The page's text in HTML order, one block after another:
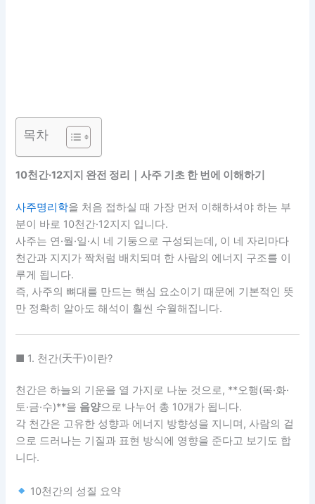
목차
10천간·12지지 완전 정리｜사주 기초 한 번에 이해하기
사주명리학을 처음 접하실 때 가장 먼저 이해하셔야 하는 부
분이 바로 10천간·12지지 입니다.
사주는 연·월·일·시 네 기둥으로 구성되는데, 이 네 자리마다
천간과 지지가 짝처럼 배치되며 한 사람의 에너지 구조를 이
루게 됩니다.
즉, 사주의 뼈대를 만드는 핵심 요소이기 때문에 기본적인 뜻
만 정확히 알아도 해석이 훨씬 수월해집니다.
■ 1. 천간(天干)이란?
천간은 하늘의 기운을 열 가지로 나눈 것으로, **오행(목·화·
토·금·수)**을 음양으로 나누어 총 10개가 됩니다.
각 천간은 고유한 성향과 에너지 방향성을 지니며, 사람의 겉
으로 드러나는 기질과 표현 방식에 영향을 준다고 보기도 합
니다.
10천간의 성질 요약